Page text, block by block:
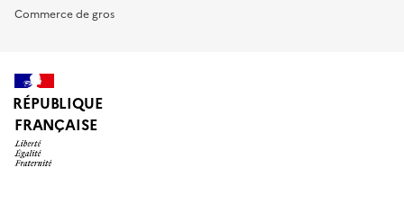
Commerce de gros
RÉPUBLIQUE
FRANÇAISE